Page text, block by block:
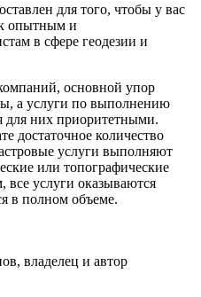
для того, чтобы у вас
опытным и
в сфере геодезии и
основной упор
а услуги по выполнению
для них приоритетными.
достаточное количество
услуги выполняют
или топографические
услуги оказываются
в полном объеме.
владелец и автор